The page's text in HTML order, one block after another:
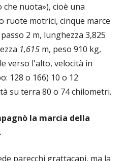
nuota»), cioè una
ruote motrici, cinque marce
2 m, lunghezza 3,825
1,615 m, peso 910 kg,
verso l'alto, velocità in
128 o 166) 10 o 12
su terra 80 o 74 chilometri.
la marcia della
parecchi grattacapi, ma la